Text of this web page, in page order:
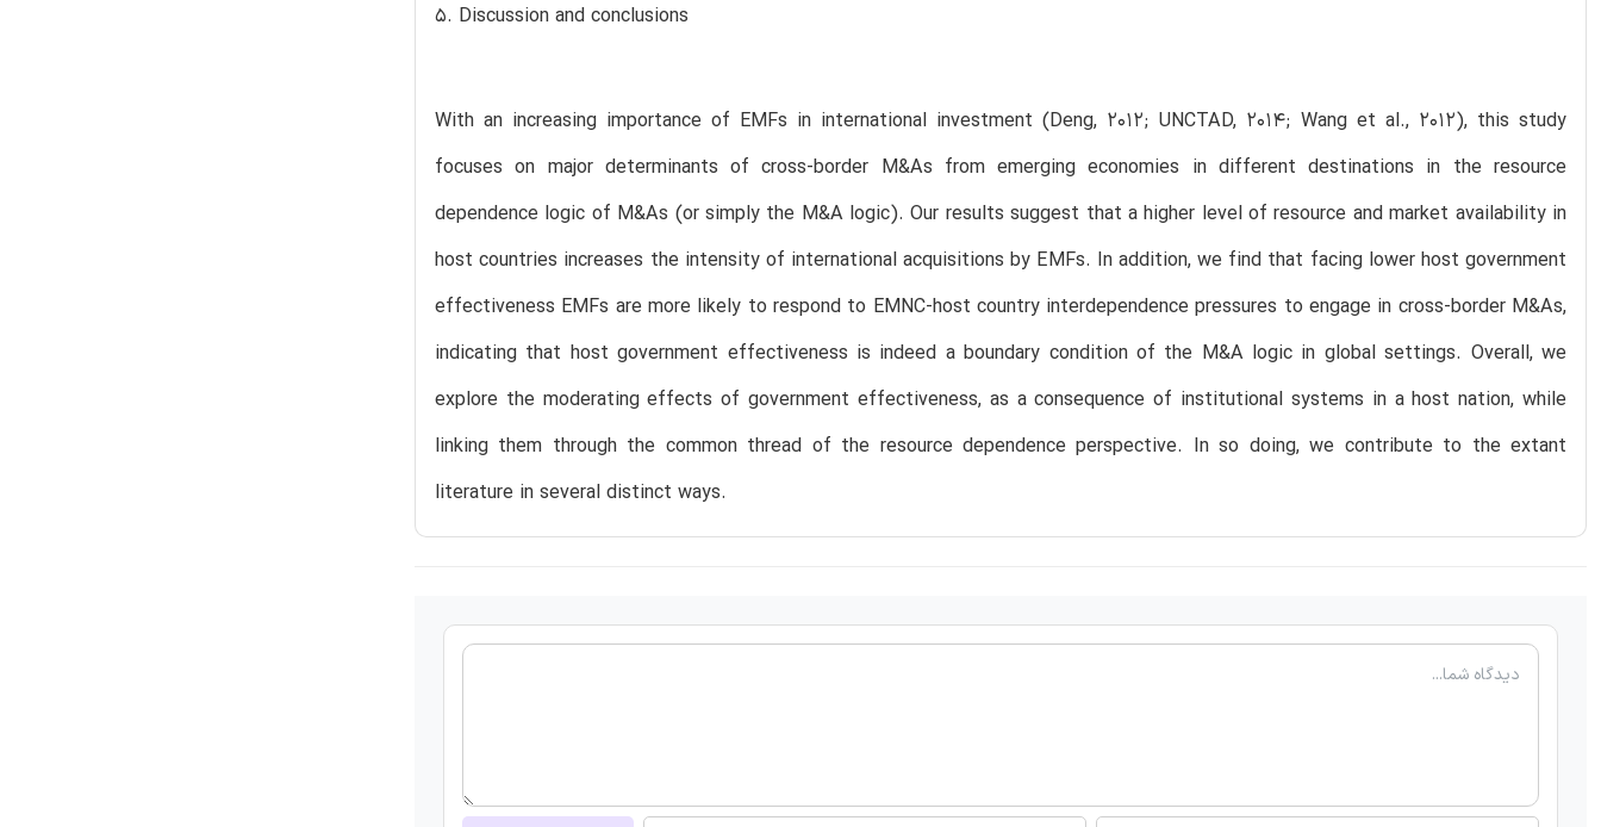
5. Discussion and conclusions
With an increasing importance of EMFs in international investment (Deng, 2012; UNCTAD, 2014; Wang et al., 2012), this study
focuses on major determinants of cross-border M&As from emerging economies in different destinations in the resource
dependence logic of M&As (or simply the M&A logic). Our results suggest that a higher level of resource and market availability in
host countries increases the intensity of international acquisitions by EMFs. In addition, we find that facing lower host government
effectiveness EMFs are more likely to respond to EMNC-host country interdependence pressures to engage in cross-border M&As,
indicating that host government effectiveness is indeed a boundary condition of the M&A logic in global settings. Overall, we
explore the moderating effects of government effectiveness, as a consequence of institutional systems in a host nation, while
linking them through the common thread of the resource dependence perspective. In so doing, we contribute to the extant
literature in several distinct ways.